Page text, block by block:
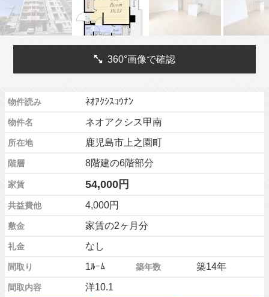
360°画像で確認
物件読み ﾈｵｱｸｼｽｺｳﾅﾝ
物件名 ネオアクシス甲南
所在地 鹿児島市上之園町
階層 8階建の6階部分
家賃 54,000円
共益費他 4,000円
敷金 家賃の2ヶ月分
礼金 なし
間取り 1ﾙｰﾑ 築年数 築14年
間取内容 洋10.1